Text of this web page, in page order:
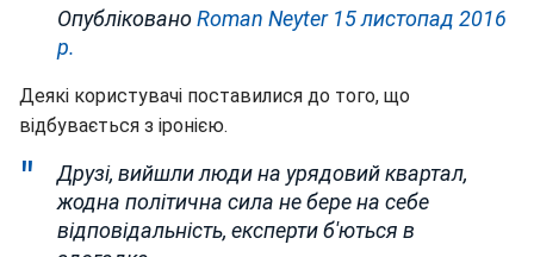
ОпублікованоRoman Neyter 15 листопад 2016
р.
Деякі користувачі поставилися до того, що
відбувається з іронією.
Друзі, вийшли люди на урядовий квартал,
жодна політична сила не бере на себе
відповідальність, експерти б'ються в